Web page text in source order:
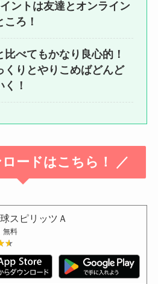
ントは友達とオンライン
ろ！
べてもかなり良心的！
くりとやりこめばどんど
！
ードはこちら！ ／
スピリッツＡ
無料